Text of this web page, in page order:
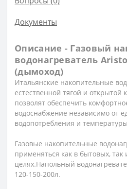
Документы
Описание - Газовый
водонагреватель
(дымоход)
Итальянские накопительные
естественной тягой и открытой
позволят обеспечить
водоснабжение независимо от
водопотребления и
Газовые накопительные
применяться как в бытовых,
целях.Напольный
120-150-200л.